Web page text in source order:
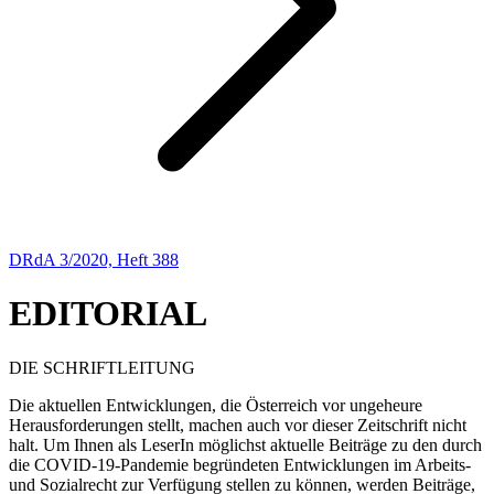
DRdA 3/2020, Heft 388
EDITORIAL
DIE SCHRIFTLEITUNG
Die aktuellen Entwicklungen, die Österreich vor ungeheure
Herausforderungen stellt, machen auch vor dieser Zeitschrift nicht
halt. Um Ihnen als LeserIn möglichst aktuelle Beiträge zu den durch
die COVID-19-Pandemie begründeten Entwicklungen im Arbeits-
und Sozialrecht zur Verfügung stellen zu können, werden Beiträge,